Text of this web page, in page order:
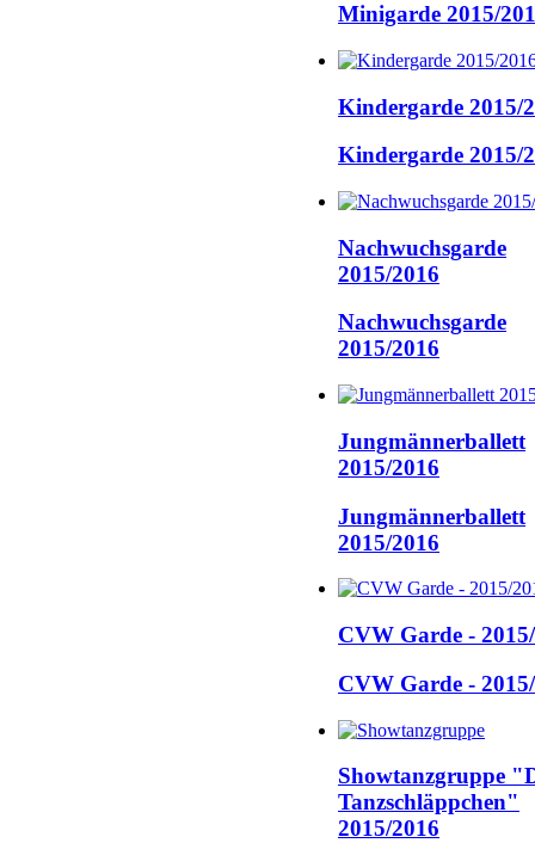
Minigarde 2015/
Kindergarde 2015/
Kindergarde 2015/
Nachwuchsgarde
2015/2016
Nachwuchsgarde
2015/2016
Jungmännerballett
2015/2016
Jungmännerballett
2015/2016
CVW Garde -
CVW Garde -
Showtanzgruppe
Tanzschläppchen"
2015/2016